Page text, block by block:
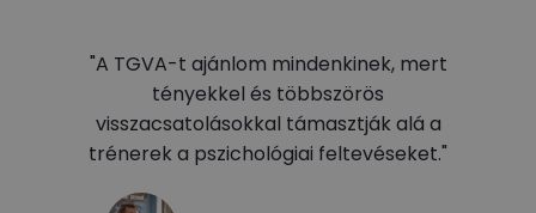
"A TGVA-t ajánlom mindenkinek, mert
tényekkel és többszörös
visszacsatolásokkal támasztják alá a
trénerek a pszichológiai feltevéseket."